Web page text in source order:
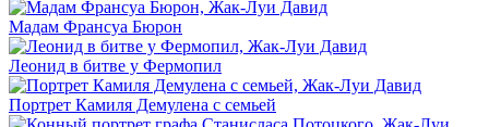
Мадам Франсуа Бюрон
Леонид в битве у Фермопил
Портрет Камиля Демулена с семьей